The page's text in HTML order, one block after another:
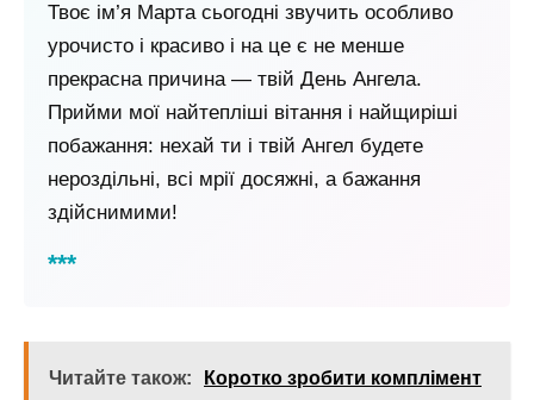
Твоє ім’я Марта сьогодні звучить особливо
урочисто і красиво і на це є не менше
прекрасна причина — твій День Ангела.
Прийми мої найтепліші вітання і найщиріші
побажання: нехай ти і твій Ангел будете
нероздільні, всі мрії досяжні, а бажання
здійснимими!
Читайте також:
Коротко зробити комплімент